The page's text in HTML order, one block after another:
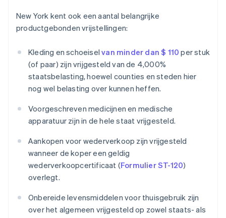
New York kent ook een aantal belangrijke
productgebonden vrijstellingen:
Kleding en schoeiselvan minder dan $ 110 per stuk
(of paar) zijn vrijgesteld van de 4,000%
staatsbelasting, hoewel counties en steden hier
nog wel belasting over kunnen heffen.
Voorgeschreven medicijnen en medische
apparatuur zijn in de hele staat vrijgesteld.
Aankopen voor wederverkoop zijn vrijgesteld
wanneer de koper een geldig
wederverkoopcertificaat (Formulier ST-120)
overlegt.
Onbereide levensmiddelen voor thuisgebruik zijn
over het algemeen vrijgesteld op zowel staats- als